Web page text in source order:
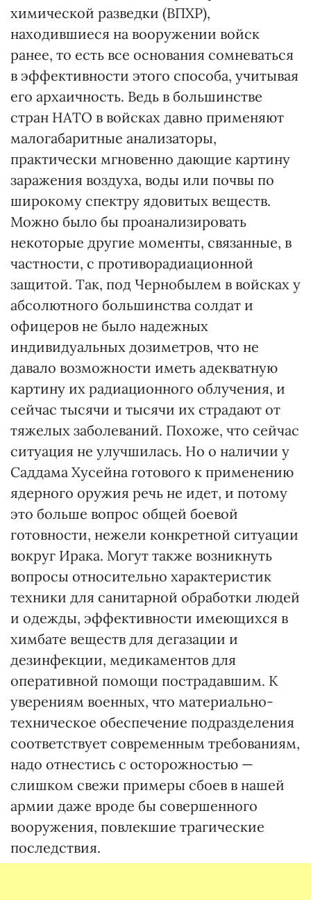
химической разведки (ВПХР),
находившиеся на вооружении войск
ранее, то есть все основания сомневаться
в эффективности этого способа, учитывая
его архаичность. Ведь в большинстве
стран НАТО в войсках давно применяют
малогабаритные анализаторы,
практически мгновенно дающие картину
заражения воздуха, воды или почвы по
широкому спектру ядовитых веществ.
Можно было бы проанализировать
некоторые другие моменты, связанные, в
частности, с противорадиационной
защитой. Так, под Чернобылем в войсках у
абсолютного большинства солдат и
офицеров не было надежных
индивидуальных дозиметров, что не
давало возможности иметь адекватную
картину их радиационного облучения, и
сейчас тысячи и тысячи их страдают от
тяжелых заболеваний. Похоже, что сейчас
ситуация не улучшилась. Но о наличии у
Саддама Хусейна готового к применению
ядерного оружия речь не идет, и потому
это больше вопрос общей боевой
готовности, нежели конкретной ситуации
вокруг Ирака. Могут также возникнуть
вопросы относительно характеристик
техники для санитарной обработки людей
и одежды, эффективности имеющихся в
химбате веществ для дегазации и
дезинфекции, медикаментов для
оперативной помощи пострадавшим. К
уверениям военных, что материально-
техническое обеспечение подразделения
соответствует современным требованиям,
надо отнестись с осторожностью —
слишком свежи примеры сбоев в нашей
армии даже вроде бы совершенного
вооружения, повлекшие трагические
последствия.